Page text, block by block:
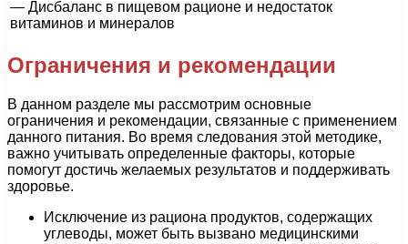
— Дисбаланс в пищевом рационе и недостаток
витаминов и минералов
Ограничения и рекомендации
В данном разделе мы рассмотрим основные
ограничения и рекомендации, связанные с применением
данного питания. Во время следования этой методике,
важно учитывать определенные факторы, которые
помогут достичь желаемых результатов и поддерживать
здоровье.
Исключение из рациона продуктов, содержащих
углеводы, может быть вызвано медицинскими